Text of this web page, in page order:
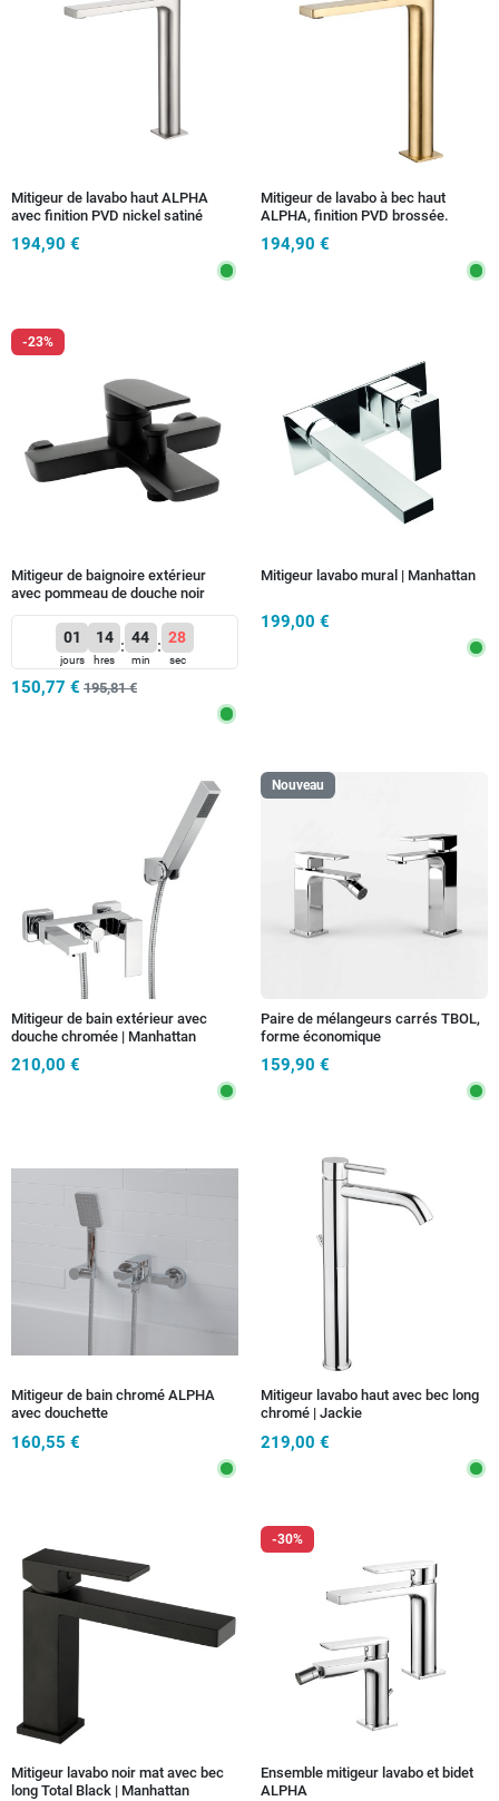
Mitigeur de lavabo haut ALPHA
avec finition PVD nickel satiné
194,90 €
Mitigeur de lavabo à bec haut
ALPHA, finition PVD brossée.
194,90 €
-23%
Mitigeur de baignoire extérieur
avec pommeau de douche noir
01
jours
14
hres
: 44
min
: 26
sec
150,77 € 195,81 €
Mitigeur lavabo mural | Manhattan
199,00 €
Mitigeur de bain extérieur avec
douche chromée | Manhattan
210,00 €
Nouveau
Paire de mélangeurs carrés TBOL,
forme économique
159,90 €
Mitigeur de bain chromé ALPHA
avec douchette
160,55 €
Mitigeur lavabo haut avec bec long
chromé | Jackie
219,00 €
Mitigeur lavabo noir mat avec bec
long Total Black | Manhattan
-30%
Ensemble mitigeur lavabo et bidet
ALPHA